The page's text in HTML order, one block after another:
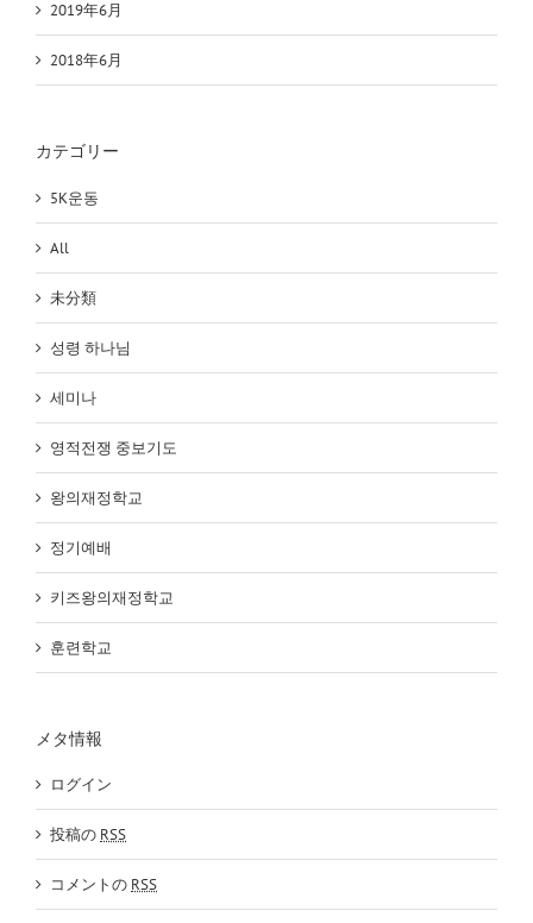
2019年6月
2018年6月
カテゴリー
5K운동
All
未分類
성령 하나님
세미나
영적전쟁 중보기도
왕의재정학교
정기예배
키즈왕의재정학교
훈련학교
メタ情報
ログイン
投稿の RSS
コメントの RSS